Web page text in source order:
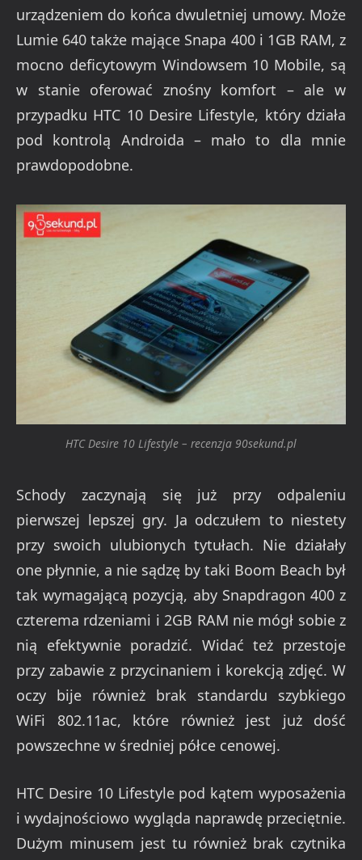
urządzeniem do końca dwuletniej umowy. Może
Lumie 640 także mające Snapa 400 i 1GB RAM, z
mocno deficytowym Windowsem 10 Mobile, są
w stanie oferować znośny komfort – ale w
przypadku HTC 10 Desire Lifestyle, który działa
pod kontrolą Androida – mało to dla mnie
prawdopodobne.
HTC Desire 10 Lifestyle – recenzja 90sekund.pl
Schody zaczynają się już przy odpaleniu
pierwszej lepszej gry. Ja odczułem to niestety
przy swoich ulubionych tytułach. Nie działały
one płynnie, a nie sądzę by taki Boom Beach był
tak wymagającą pozycją, aby Snapdragon 400 z
czterema rdzeniami i 2GB RAM nie mógł sobie z
nią efektywnie poradzić. Widać też przestoje
przy zabawie z przycinaniem i korekcją zdjęć. W
oczy bije również brak standardu szybkiego
WiFi 802.11ac, które również jest już dość
powszechne w średniej półce cenowej.
HTC Desire 10 Lifestyle pod kątem wyposażenia
i wydajnościowo wygląda naprawdę przeciętnie.
Dużym minusem jest tu również brak czytnika